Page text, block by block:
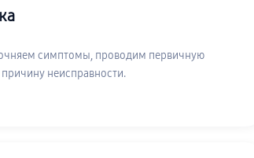
симптомы, проводим первичную
неисправности.